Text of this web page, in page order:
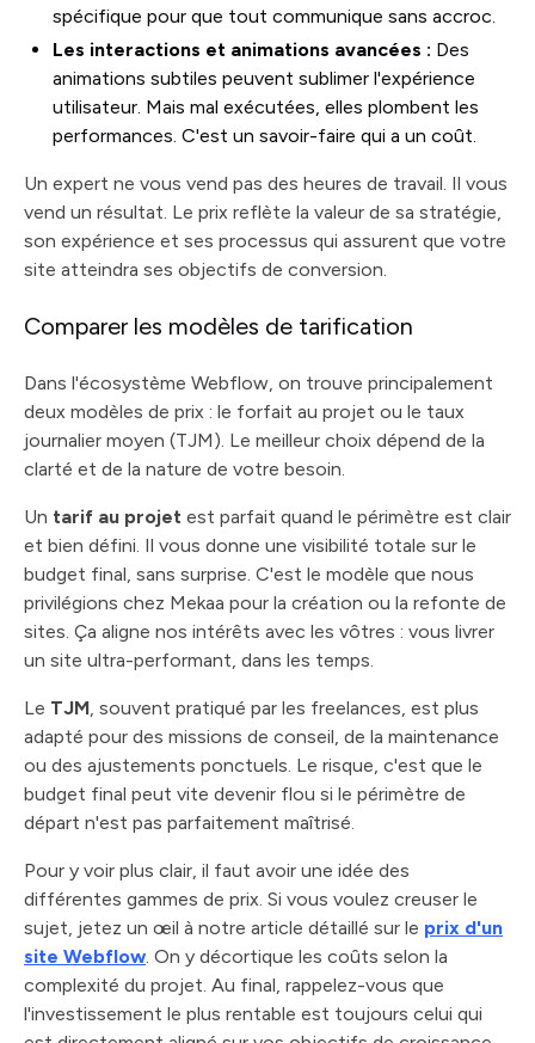
spécifique pour que tout communique sans accroc.
Les interactions et animations avancées : Des
animations subtiles peuvent sublimer l'expérience
utilisateur. Mais mal exécutées, elles plombent les
performances. C'est un savoir-faire qui a un coût.
Un expert ne vous vend pas des heures de travail. Il vous
vend un résultat. Le prix reflète la valeur de sa stratégie,
son expérience et ses processus qui assurent que votre
site atteindra ses objectifs de conversion.
Comparer les modèles de tarification
Dans l'écosystème Webflow, on trouve principalement
deux modèles de prix : le forfait au projet ou le taux
journalier moyen (TJM). Le meilleur choix dépend de la
clarté et de la nature de votre besoin.
Un tarif au projet est parfait quand le périmètre est clair
et bien défini. Il vous donne une visibilité totale sur le
budget final, sans surprise. C'est le modèle que nous
privilégions chez Mekaa pour la création ou la refonte de
sites. Ça aligne nos intérêts avec les vôtres : vous livrer
un site ultra-performant, dans les temps.
Le TJM, souvent pratiqué par les freelances, est plus
adapté pour des missions de conseil, de la maintenance
ou des ajustements ponctuels. Le risque, c'est que le
budget final peut vite devenir flou si le périmètre de
départ n'est pas parfaitement maîtrisé.
Pour y voir plus clair, il faut avoir une idée des
différentes gammes de prix. Si vous voulez creuser le
sujet, jetez un œil à notre article détaillé sur le prix d'un
site Webflow. On y décortique les coûts selon la
complexité du projet. Au final, rappelez-vous que
l'investissement le plus rentable est toujours celui qui